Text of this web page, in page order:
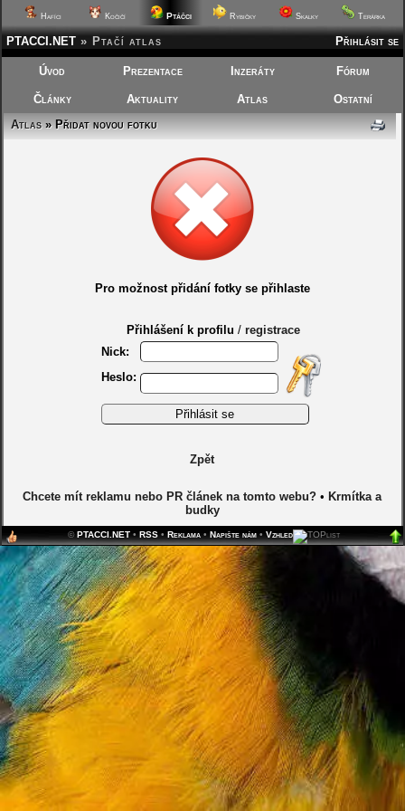
Hafíci Kočičí Ptáčci Rybičky Skalky Terárka
Přihlásit se
PTACCI.NET » Ptačí atlas
Úvod Prezentace Inzeráty Fórum
Články Aktuality Atlas
Ostatní
Atlas» Přidat novou fotku
Pro možnost přidání fotky se přihlaste
Přihlášení k profilu / registrace
Nick:
Heslo:
Zpět
Chcete mít reklamu nebo PR článek na tomto webu? • Krmítka a
budky
©PTACCI.NET• RSS• Reklama• Napište nám• Vzhled